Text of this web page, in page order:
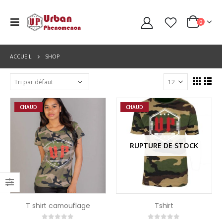
0
ACCUEIL SHOP
CHAUD
T shirt camouflage
CHAUD
RUPTURE DE STOCK
Tshirt